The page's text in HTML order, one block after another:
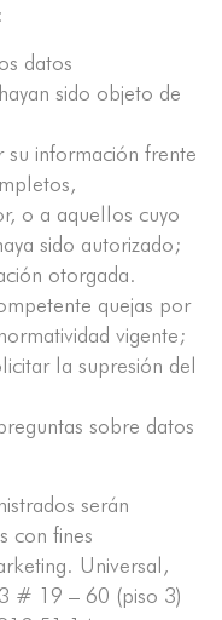
datos
sido objeto de
su información frente
o a aquellos cuyo
sido autorizado;
otorgada.
quejas por
vigente;
la supresión del
sobre datos
serán
con fines
Universal,
# 19 – 60 (piso 3)